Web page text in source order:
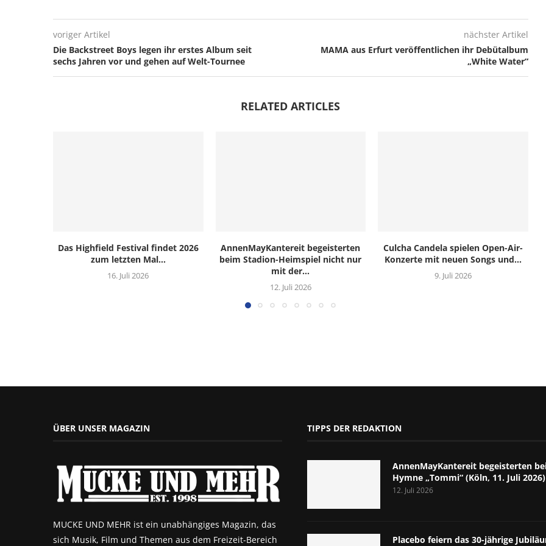
voriger Artikel
Die Backstreet Boys legen ihr erstes Album seit
sechs Jahren vor und gehen auf Welt-Tournee
nächster Artikel
MAMA aus Erfurt veröffentlichen ihr Debütalbum
„White Water“
RELATED ARTICLES
Das Highfield Festival findet 2026
zum letzten Mal...
16. Juli 2026
AnnenMayKantereit begeisterten
beim Stadion-Heimspiel nicht nur
mit der...
12. Juli 2026
Culcha Candela spielen Open-Air-
Konzerte mit neuen Songs und...
9. Juli 2026
ÜBER UNSER MAGAZIN
MUCKE UND MEHR ist ein unabhängiges Magazin, das
sich Musik, Film und Themen aus dem Freizeit-Bereich
TIPPS DER REDAKTION
AnnenMayKantereit begeisterten
Hymne „Tommi“ (Köln, 11. Juli 2026)
12. Juli 2026
Placebo feiern das 30-jährige